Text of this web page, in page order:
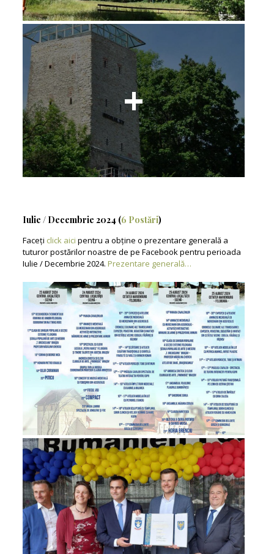
Iulie / Decembrie 2024 (6 Postări)
Faceți click aici pentru a obține o prezentare generală a
tuturor postărilor noastre de pe Facebook pentru perioada
Iulie / Decembrie 2024. Prezentare generală…